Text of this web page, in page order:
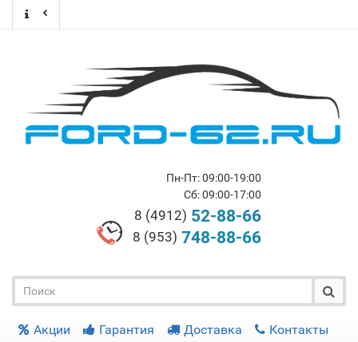
Пн-Пт: 09:00-19:00
Сб: 09:00-17:00
8 (4912) 52-88-66
8 (953) 748-88-66
Акции Гарантия Доставка Контакты